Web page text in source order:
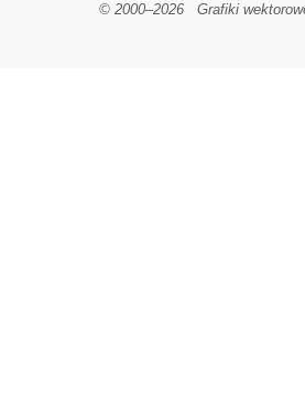
© 2000–2026Grafiki